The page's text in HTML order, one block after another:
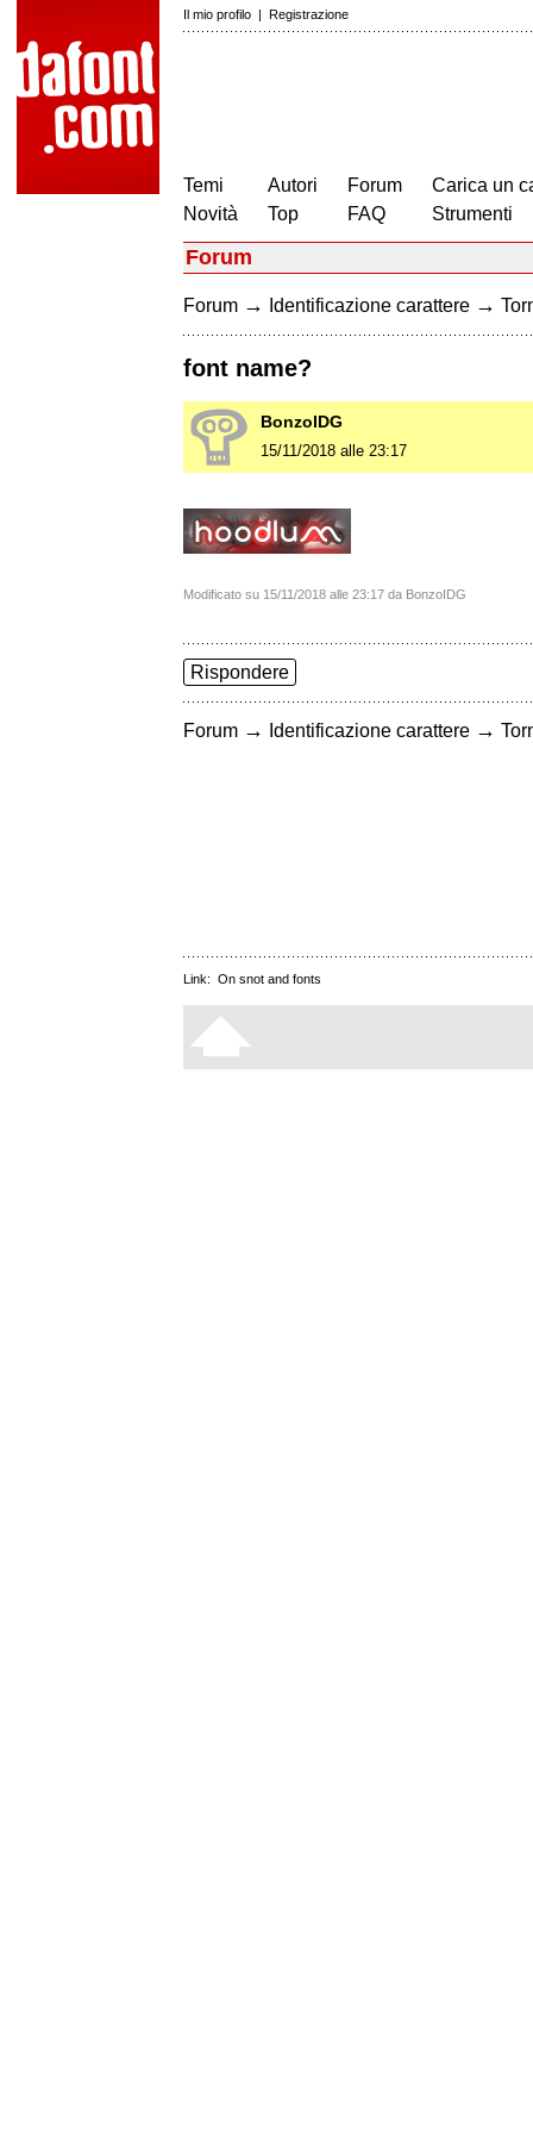
Il mio profilo | Registrazione
Temi
Novità
Autori
Top
Forum
FAQ
Carica un
Strumenti
Forum
Forum → Identificazione carattere →
font name?
BonzoIDG
15/11/2018 alle 23:17
Modificato su 15/11/2018 alle 23:17 da BonzoIDG
Rispondere
Forum → Identificazione carattere →
Link: On snot and fonts